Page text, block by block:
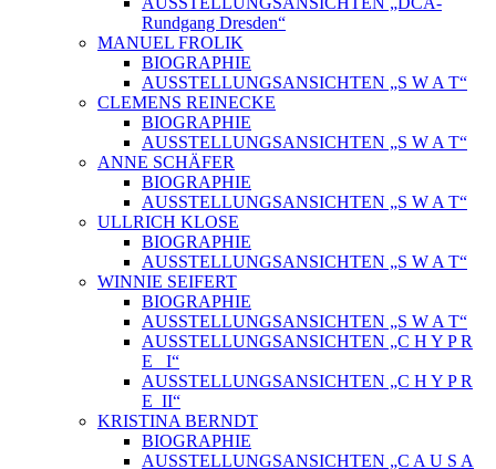
Rundgang Dresden“
MANUEL FROLIK
BIOGRAPHIE
AUSSTELLUNGSANSICHTEN „S W A T“
CLEMENS REINECKE
BIOGRAPHIE
AUSSTELLUNGSANSICHTEN „S W A T“
ANNE SCHÄFER
BIOGRAPHIE
AUSSTELLUNGSANSICHTEN „S W A T“
ULLRICH KLOSE
BIOGRAPHIE
AUSSTELLUNGSANSICHTEN „S W A T“
WINNIE SEIFERT
BIOGRAPHIE
AUSSTELLUNGSANSICHTEN „S W A T“
AUSSTELLUNGSANSICHTEN „C H Y P R
E_ I“
AUSSTELLUNGSANSICHTEN „C H Y P R
E_II“
KRISTINA BERNDT
BIOGRAPHIE
AUSSTELLUNGSANSICHTEN „C A U S A